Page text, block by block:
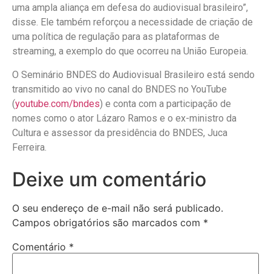
uma ampla aliança em defesa do audiovisual brasileiro”,
disse. Ele também reforçou a necessidade de criação de
uma política de regulação para as plataformas de
streaming, a exemplo do que ocorreu na União Europeia.
O Seminário BNDES do Audiovisual Brasileiro está sendo
transmitido ao vivo no canal do BNDES no YouTube
(youtube.com/bndes) e conta com a participação de
nomes como o ator Lázaro Ramos e o ex-ministro da
Cultura e assessor da presidência do BNDES, Juca
Ferreira.
Deixe um comentário
O seu endereço de e-mail não será publicado.
Campos obrigatórios são marcados com *
Comentário *